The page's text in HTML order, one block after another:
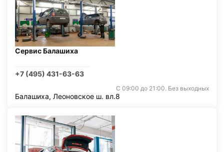
Сервис Балашиха
+7 (495) 431-63-63
С 09:00 до 21:00. Без выходных
Балашиха, Леоновское ш. вл.8